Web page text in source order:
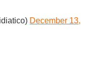
December 13,